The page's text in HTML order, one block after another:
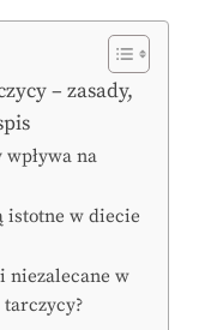
– zasady,
na
istotne w diecie
niezalecane w